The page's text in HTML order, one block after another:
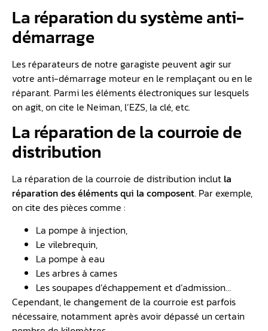
La réparation du système anti-
démarrage
Les réparateurs de notre garagiste peuvent agir sur
votre anti-démarrage moteur en le remplaçant ou en le
réparant. Parmi les éléments électroniques sur lesquels
on agit, on cite le Neiman, l’EZS, la clé, etc.
La réparation de la courroie de
distribution
La réparation de la courroie de distribution inclut la
réparation des éléments qui la composent. Par exemple,
on cite des pièces comme :
La pompe à injection,
Le vilebrequin,
La pompe à eau
Les arbres à cames
Les soupapes d’échappement et d’admission…
Cependant, le changement de la courroie est parfois
nécessaire, notamment après avoir dépassé un certain